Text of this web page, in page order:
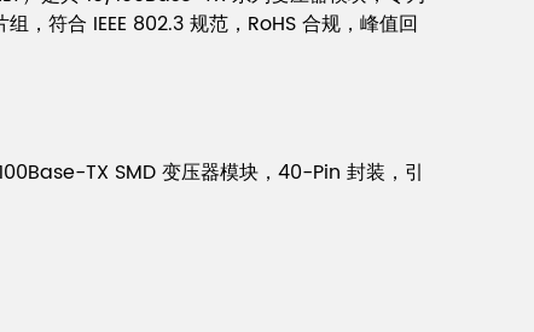
符合 IEEE 802.3 规范，RoHS 合规，峰值回
TX SMD 变压器模块，40-Pin 封装，引